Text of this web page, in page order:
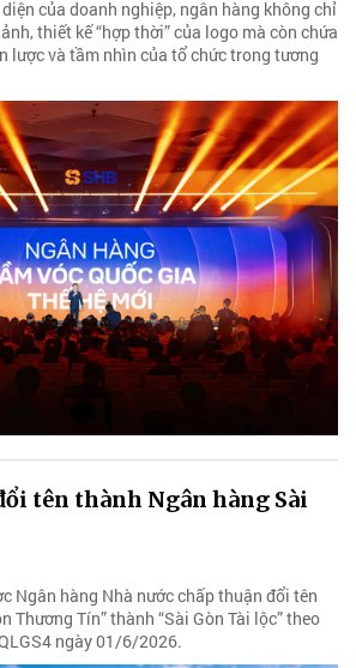
của doanh nghiệp, ngân hàng không chỉ
thiết kế “hợp thời” của logo mà còn chứa
lược và tầm nhìn của tổ chức trong tương
tên thành Ngân hàng Sài
Ngân hàng Nhà nước chấp thuận đổi tên
Thương Tín” thành “Sài Gòn Tài lộc” theo
ngày 01/6/2026.